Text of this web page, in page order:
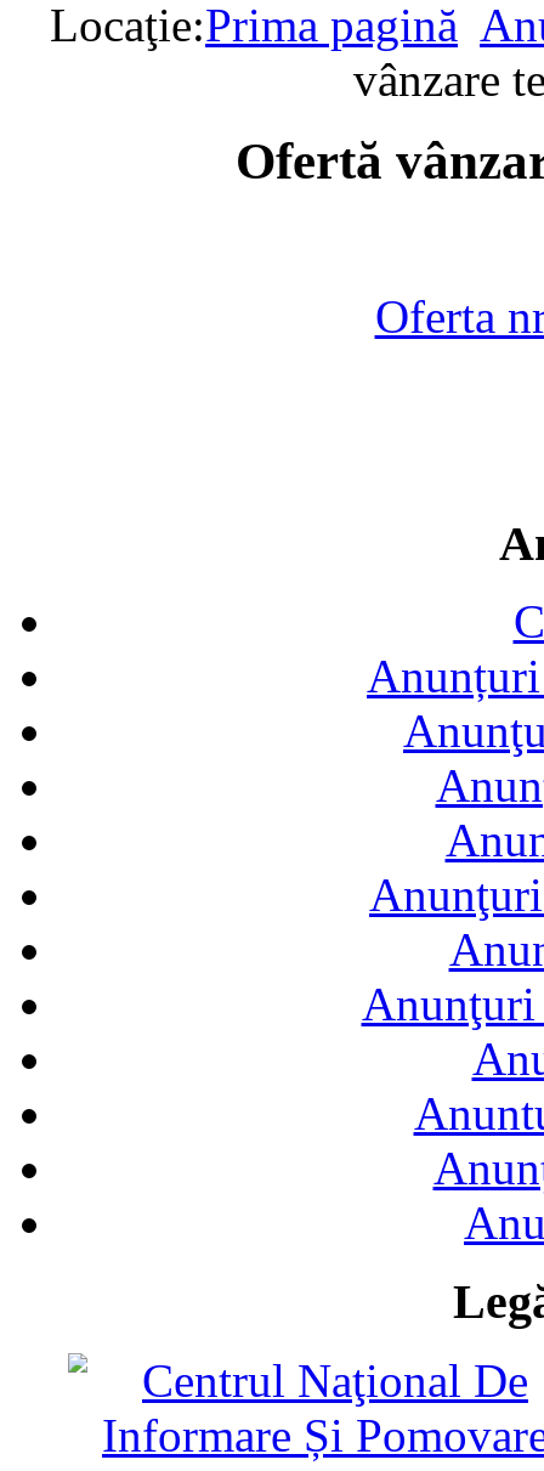
Locaţie:Prima pagină
vânzare
Ofertă
Oferta